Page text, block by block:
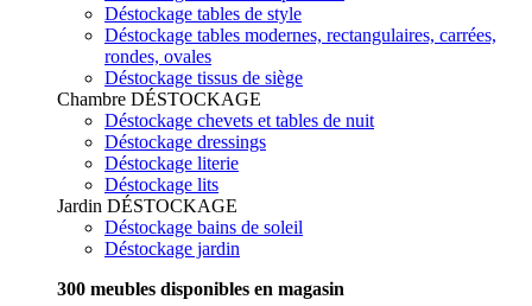
Déstockage tables de style
Déstockage tables modernes, rectangulaires, carrées,
rondes, ovales
Déstockage tissus de siège
Chambre DÉSTOCKAGE
Déstockage chevets et tables de nuit
Déstockage dressings
Déstockage literie
Déstockage lits
Jardin DÉSTOCKAGE
Déstockage bains de soleil
Déstockage jardin
300 meubles disponibles en magasin